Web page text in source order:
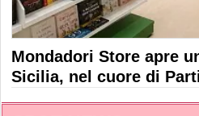
Mondadori Store apre
Sicilia, nel cuore di